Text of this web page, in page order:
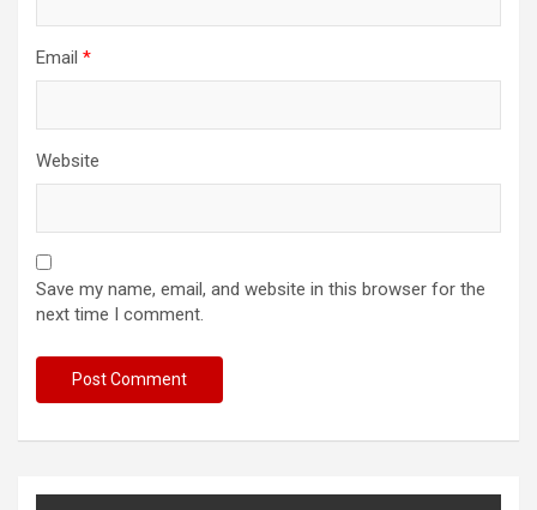
Email *
Website
Save my name, email, and website in this browser for the
next time I comment.